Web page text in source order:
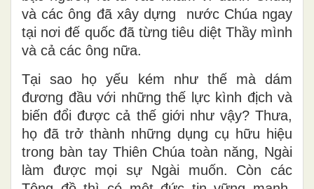
và các ông đã xây dựng nước Chúa ngay
tại nơi đế quốc đã từng tiêu diệt Thầy mình
và cả các ông nữa.
Tại sao họ yếu kém như thế mà dám
đương đầu với những thế lực kình địch và
biến đổi được cả thế giới như vậy? Thưa,
họ đã trở thành những dụng cụ hữu hiệu
trong bàn tay Thiên Chúa toàn năng, Ngài
làm được mọi sự Ngài muốn. Còn các